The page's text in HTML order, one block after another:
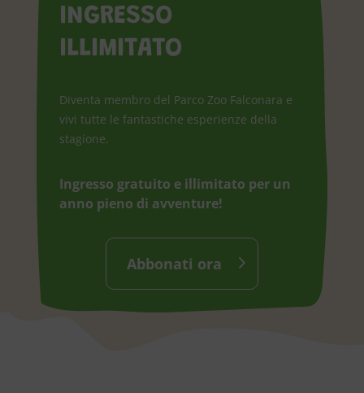
INGRESSO
ILLIMITATO
Diventa membro del Parco Zoo Falconara e
vivi tutte le fantastiche esperienze della
stagione.
Ingresso gratuito e illimitato per un
anno pieno di avventure!
Abbonati ora